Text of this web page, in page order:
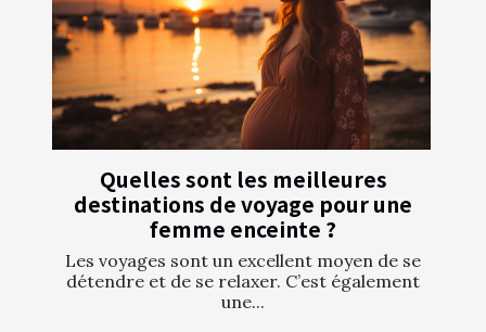
Quelles sont les meilleures
destinations de voyage pour une
femme enceinte ?
Les voyages sont un excellent moyen de se
détendre et de se relaxer. C’est également
une...